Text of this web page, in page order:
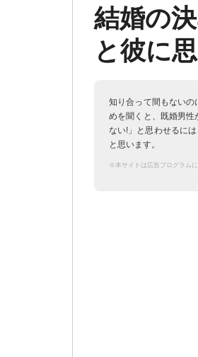
結婚の
と彼に
知り合って間もない
めを聞くと、既婚男
ない!」と思わせるに
と思います。
※本サイトは広告プログラムに